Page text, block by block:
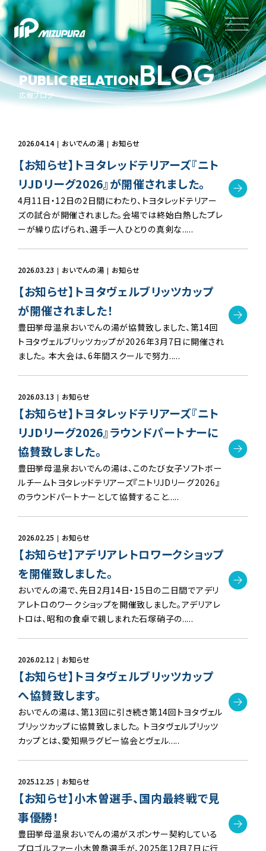
PUBLIC RELATIONBLOG
広報ブログ
2026.04.14 おいでんの湯 お知らせ
【お知らせ】トヨタレッドテリアーズ『ニト
リJDリーグ2026』が開催されました。
4月11日・12日の2日間にわたり、トヨタレッドテリアー
ズの試合が開催されました。会場では終始白熱したプレ
ーが繰り広げられ、選手一人ひとりの真剣な.....
2026.03.23 おいでんの湯 お知らせ
【お知らせ】トヨタヴェルブリッツカップ
が開催されました！
豊田挙母温泉おいでんの湯が協賛致しました、第14回
トヨタヴェルブリッツカップが2026年3月7日に開催され
ました。 本大会は、6年間スクールで努力.....
2026.03.13 お知らせ
【お知らせ】トヨタレッドテリアーズ『ニト
リJDリーグ2026』ラウンドパートナーに
協賛致しました。
豊田挙母温泉おいでんの湯は、このたび女子ソフトボー
ルチームトヨタレッドテリアーズ『ニトリJDリーグ2026』
のラウンドパートナーとして協賛すること.....
2026.02.25 お知らせ
【お知らせ】アデリアレトロワークショップ
を開催致しました。
おいでんの湯で、先日2月14日・15日の二日間でアデリ
アレトロのワークショップを開催致しました。アデリアレ
トロは、昭和の食卓で親しまれた石塚硝子の.....
2026.02.12 お知らせ
【お知らせ】トヨタヴェルブリッツカップ
へ協賛致します。
おいでんの湯は、第13回に引き続き第14回トヨタヴェル
ブリッツカップに協賛致しました。 トヨタヴェルブリッツ
カップとは、愛知県ラグビー協会とヴェル.....
2025.12.25 お知らせ
【お知らせ】小木曽選手、国内最終戦で見
事優勝！
豊田挙母温泉おいでんの湯がスポンサー契約している
プロゴルファー小木曽喬選手が、2025年12月7日に行